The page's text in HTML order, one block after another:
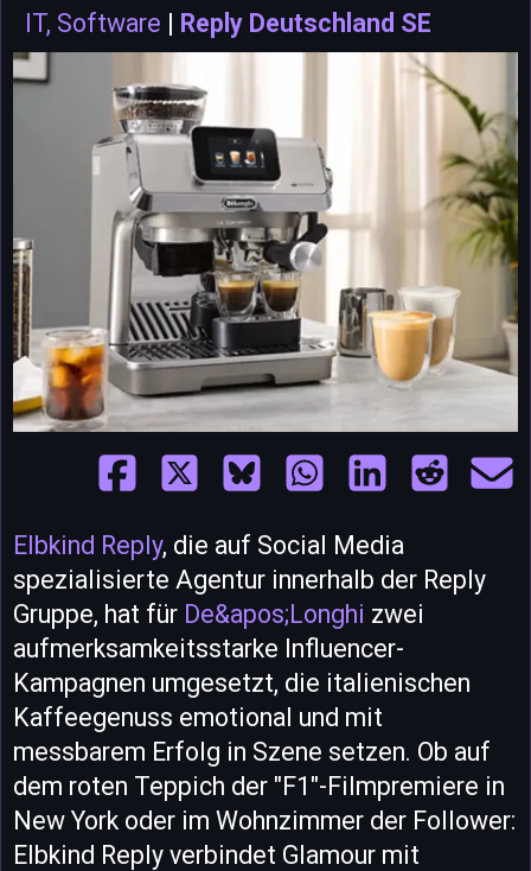
IT, Software | Reply Deutschland SE
Elbkind Reply, die auf Social Media
spezialisierte Agentur innerhalb der Reply
Gruppe, hat für De&apos;Longhi zwei
aufmerksamkeitsstarke Influencer-
Kampagnen umgesetzt, die italienischen
Kaffeegenuss emotional und mit
messbarem Erfolg in Szene setzen. Ob auf
dem roten Teppich der "F1"-Filmpremiere in
New York oder im Wohnzimmer der Follower:
Elbkind Reply verbindet Glamour mit